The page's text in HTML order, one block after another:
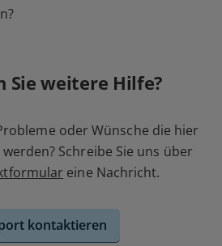
Sie weitere Hilfe?
oder Wünsche die hier
Schreibe Sie uns über
eine Nachricht.
kontaktieren